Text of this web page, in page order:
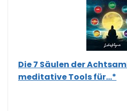
Die 7 Säulen der
meditative Tools für...*